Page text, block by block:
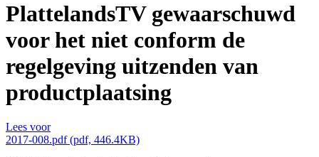
PlattelandsTV gewaarschuwd
voor het niet conform de
regelgeving uitzenden van
productplaatsing
Lees voor
2017-008.pdf (pdf, 446.4KB)